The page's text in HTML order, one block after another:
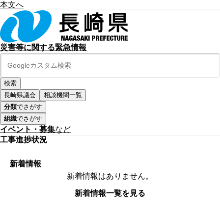
本文へ
災害等に関する緊急情報
長崎県議会
相談機関一覧
分類でさがす
組織でさがす
イベント・募集など
工事進捗状況
新着情報
新着情報はありません。
新着情報一覧を見る